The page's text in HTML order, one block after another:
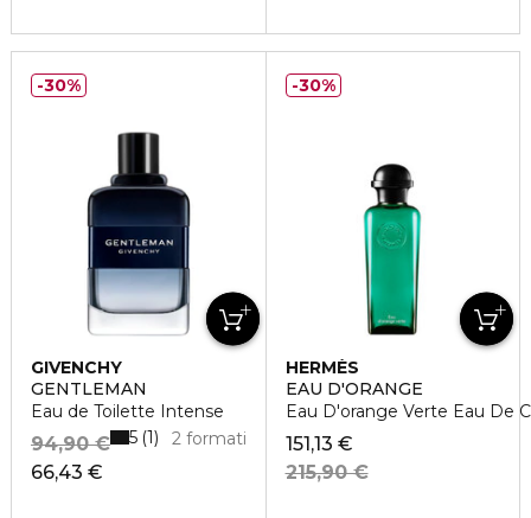
GIVENCHY
GENTLEMAN
Eau de Toilette Intense
66,43 €
94,90 € 2 formati
5 1
30%
HERMÈS
EAU D'ORANGE
Eau D'orange Verte Eau De
151,13 €
215,90 €
30%